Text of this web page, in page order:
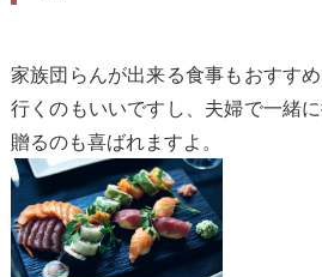
家族団らんが出来る食事もおすす
行くのもいいですし、夫婦で一緒
贈るのも喜ばれますよ。